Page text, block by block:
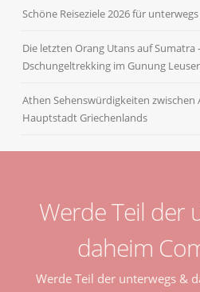
Schöne Reiseziele 2026 für
Die letzten Orang Utans auf Sumatra
Dschungeltrekking im Gunung
Athen Sehenswürdigkeiten
Hauptstadt Griechenlands
Werde Teil der
daheim
Werde Teil der unterwegs &